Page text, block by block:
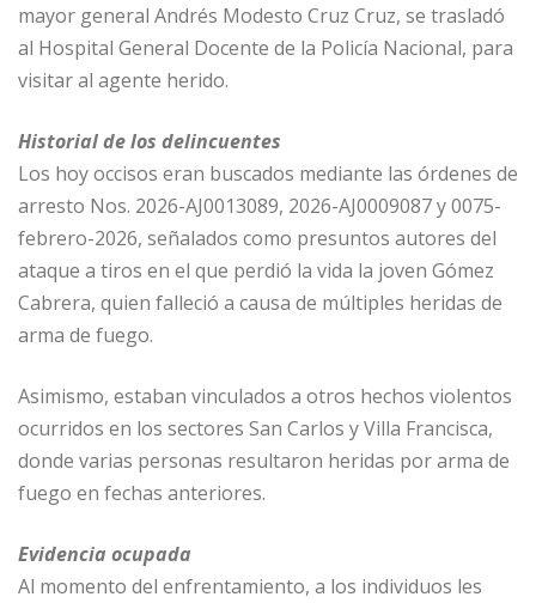
mayor general Andrés Modesto Cruz Cruz, se trasladó
al Hospital General Docente de la Policía Nacional, para
visitar al agente herido.
Historial de los delincuentes
Los hoy occisos eran buscados mediante las órdenes de
arresto Nos. 2026-AJ0013089, 2026-AJ0009087 y 0075-
febrero-2026, señalados como presuntos autores del
ataque a tiros en el que perdió la vida la joven Gómez
Cabrera, quien falleció a causa de múltiples heridas de
arma de fuego.
Asimismo, estaban vinculados a otros hechos violentos
ocurridos en los sectores San Carlos y Villa Francisca,
donde varias personas resultaron heridas por arma de
fuego en fechas anteriores.
Evidencia ocupada
Al momento del enfrentamiento, a los individuos les